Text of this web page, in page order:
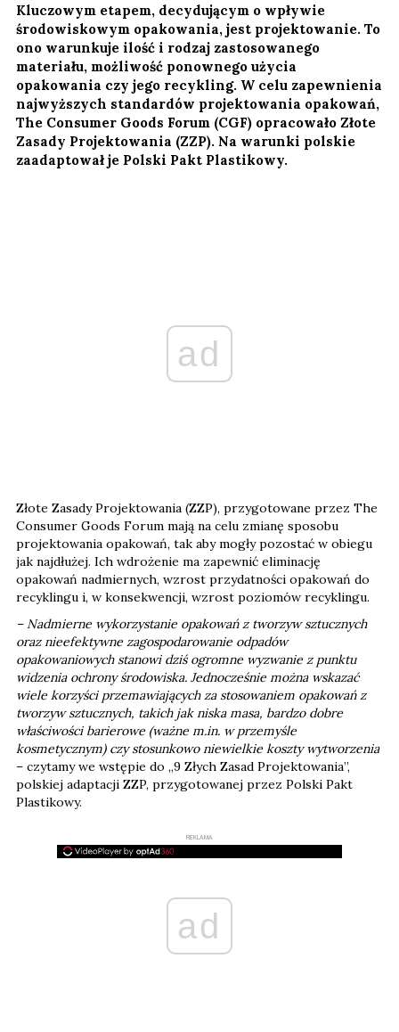
Kluczowym etapem, decydującym o wpływie
środowiskowym opakowania, jest projektowanie. To
ono warunkuje ilość i rodzaj zastosowanego
materiału, możliwość ponownego użycia
opakowania czy jego recykling. W celu zapewnienia
najwyższych standardów projektowania opakowań,
The Consumer Goods Forum (CGF) opracowało Złote
Zasady Projektowania (ZZP). Na warunki polskie
zaadaptował je Polski Pakt Plastikowy.
ad
Złote Zasady Projektowania (ZZP), przygotowane przez The
Consumer Goods Forum mają na celu zmianę sposobu
projektowania opakowań, tak aby mogły pozostać w obiegu
jak najdłużej. Ich wdrożenie ma zapewnić eliminację
opakowań nadmiernych, wzrost przydatności opakowań do
recyklingu i, w konsekwencji, wzrost poziomów recyklingu.
– Nadmierne wykorzystanie opakowań z tworzyw sztucznych
oraz nieefektywne zagospodarowanie odpadów
opakowaniowych stanowi dziś ogromne wyzwanie z punktu
widzenia ochrony środowiska. Jednocześnie można wskazać
wiele korzyści przemawiających za stosowaniem opakowań z
tworzyw sztucznych, takich jak niska masa, bardzo dobre
właściwości barierowe (ważne m.in. w przemyśle
kosmetycznym) czy stosunkowo niewielkie koszty wytworzenia
– czytamy we wstępie do „9 Złych Zasad Projektowania”,
polskiej adaptacji ZZP, przygotowanej przez Polski Pakt
Plastikowy.
REKLAMA
ad